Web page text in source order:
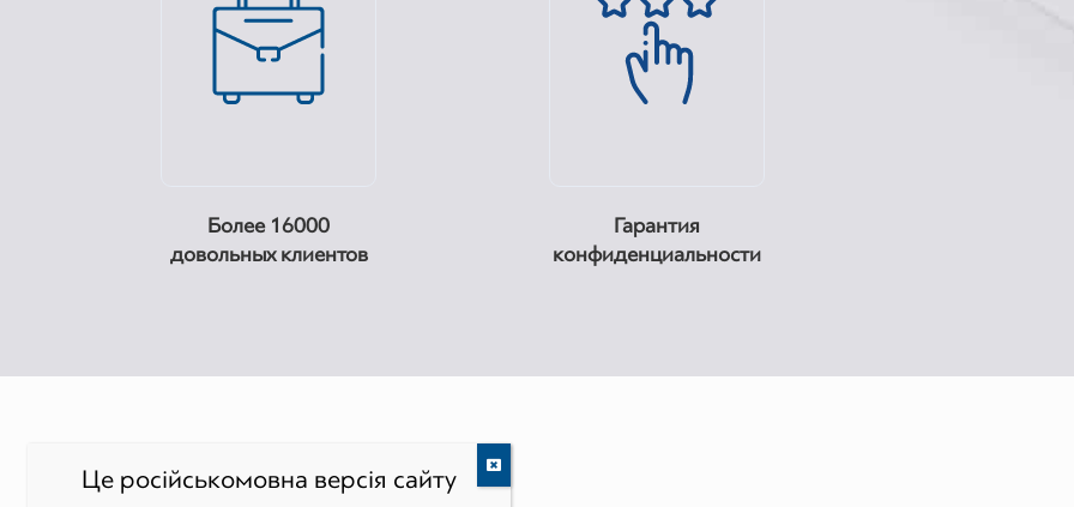
Более 16000
довольных клиентов
Гарантия
конфиденциальности
Це російськомовна версія сайту